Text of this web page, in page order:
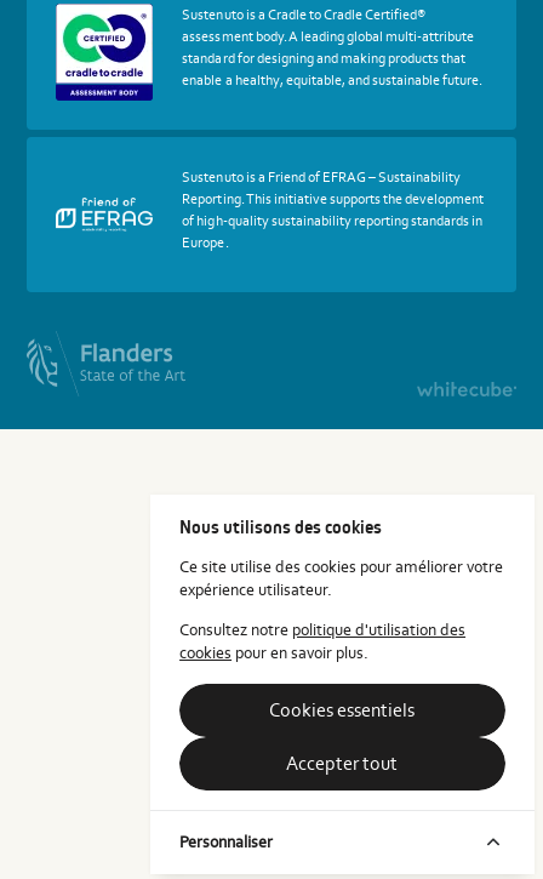
More
about
certif
Cradle
to
Certified®
Sustenuto is a Cradle to Cradle Certified®
assessment body. A leading global multi-attribute
standard for designing and making products that
enable a healthy, equitable, and sustainable future.
about
certif
Friends
Sustenuto is a Friend of EFRAG – Sustainability
Reporting. This initiative supports the development
of high-quality sustainability reporting standards in
Europe.
Nous utilisons des cookies
Ce site utilise des cookies pour améliorer votre
expérience utilisateur.
Consultez notre politique d'utilisation des
cookies pour en savoir plus.
Cookies essentiels
Accepter tout
Personnaliser